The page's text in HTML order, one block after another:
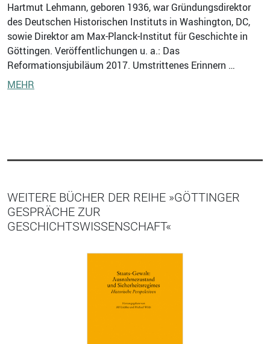
Hartmut Lehmann, geboren 1936, war Gründungsdirektor
des Deutschen Historischen Instituts in Washington, DC,
sowie Direktor am Max-Planck-Institut für Geschichte in
Göttingen. Veröffentlichungen u. a.: Das
Reformationsjubiläum 2017. Umstrittenes Erinnern …
MEHR
WEITERE BÜCHER DER REIHE »GÖTTINGER
GESPRÄCHE ZUR
GESCHICHTSWISSENSCHAFT«